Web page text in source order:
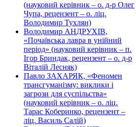
(науковий керівник – о. д-р Олег
Чупа, рецензент – о. ліц.
Володимир Тухлян)
Володимир АНДРУХІВ,
«Почаївська лавра в унійний
період» (науковий керівник – п.
Ігор Бриндак, рецензент – о. д-р
Віталій Лесняк)
Павло ЗАХАРЯК, «Феномен
трансгуманізму: виклики і
загрози для суспільства»
(науковий керівник – о. ліц.
Тарас Коберинко, рецензент –
ліц. Василь Салій)